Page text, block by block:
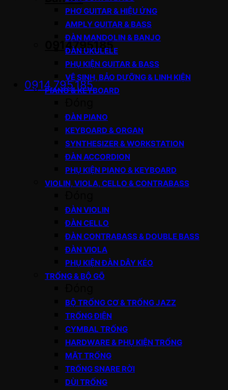
0914795185
0914.795.185
PHƠ GUITAR & HIỆU ỨNG
AMPLY GUITAR & BASS
ĐÀN MANDOLIN & BANJO
ĐÀN UKULELE
PHỤ KIỆN GUITAR & BASS
VỆ SINH, BẢO DƯỠNG & LINH KIỆN
PIANO & KEYBOARD
ĐÀN PIANO
KEYBOARD & ORGAN
SYNTHESIZER & WORKSTATION
ĐÀN ACCORDION
PHỤ KIỆN PIANO & KEYBOARD
VIOLIN, VIOLA, CELLO & CONTRABASS
ĐÀN VIOLIN
ĐÀN CELLO
ĐÀN CONTRABASS & DOUBLE BASS
ĐÀN VIOLA
PHỤ KIỆN ĐÀN DÂY KÉO
TRỐNG & BỘ GÕ
BỘ TRỐNG CƠ & TRỐNG JAZZ
TRỐNG ĐIỆN
CYMBAL TRỐNG
HARDWARE & PHỤ KIỆN TRỐNG
MẶT TRỐNG
TRỐNG SNARE RỜI
DÙI TRỐNG